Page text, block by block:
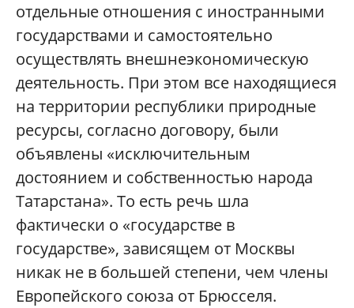
отдельные отношения с иностранными
государствами и самостоятельно
осуществлять внешнеэкономическую
деятельность. При этом все находящиеся
на территории республики природные
ресурсы, согласно договору, были
объявлены «исключительным
достоянием и собственностью народа
Татарстана». То есть речь шла
фактически о «государстве в
государстве», зависящем от Москвы
никак не в большей степени, чем члены
Европейского союза от Брюсселя.